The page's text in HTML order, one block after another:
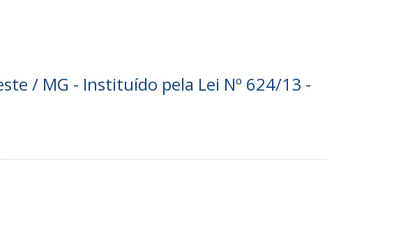
/ MG - Instituído pela Lei Nº 624/13 -